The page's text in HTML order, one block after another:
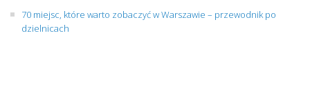
70 miejsc, które warto zobaczyć w Warszawie – przewodnik po
dzielnicach